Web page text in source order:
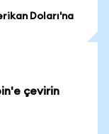
Doları'na
çevirin